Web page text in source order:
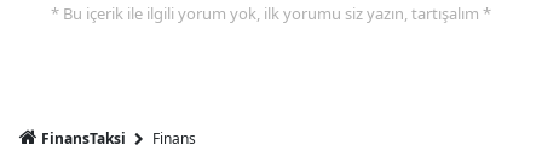
* Bu içerik ile ilgili yorum yok, ilk yorumu siz yazın, tartışalım *
FinansTaksi Finans